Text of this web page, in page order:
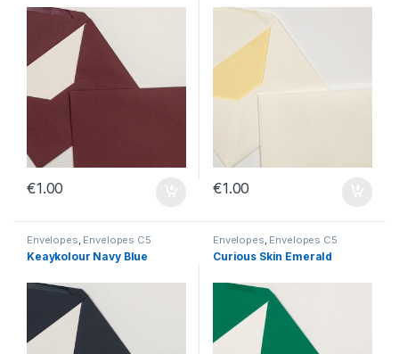
€1.00 €1.00
Envelopes, Envelopes C5
Keaykolour Navy Blue
Envelopes, Envelopes C5
Curious Skin Emerald